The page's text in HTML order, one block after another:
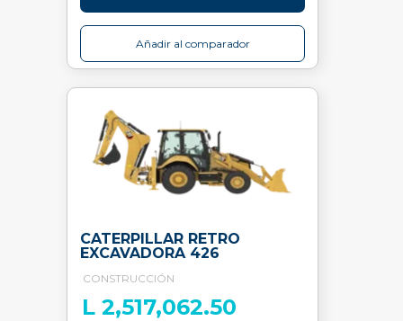
Añadir al comparador
CATERPILLAR RETRO
EXCAVADORA 426
CONSTRUCCIÓN
L 2,517,062.50